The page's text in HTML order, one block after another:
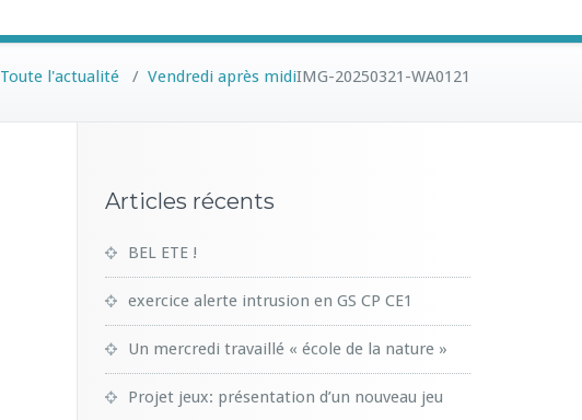
Toute l'actualité / Vendredi après midiIMG-20250321-WA0121
Articles récents
BEL ETE !
exercice alerte intrusion en GS CP CE1
Un mercredi travaillé « école de la nature »
Projet jeux: présentation d’un nouveau jeu